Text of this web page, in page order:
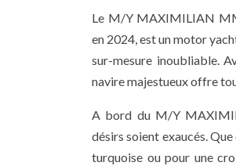
Le M/Y MAXIMILIAN
en 2024, est un motor
sur-mesure inoubliable.
navire majestueux offre
A bord du M/Y
désirs soient exaucés.
turquoise ou pour une